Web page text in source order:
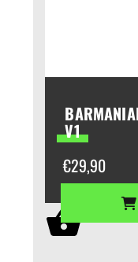
V1
€29,90